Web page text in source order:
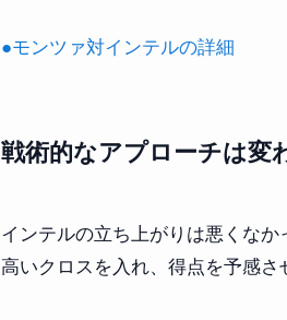
●モンツァ対インテルの詳細
戦術的なアプローチは変
インテルの立ち上がりは悪くな
高いクロスを入れ、得点を予感さ